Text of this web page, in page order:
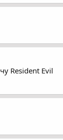
Resident Evil